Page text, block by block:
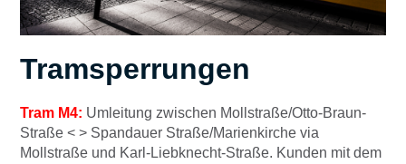
Tramsperrungen
Tram M4: Umleitung zwischen Mollstraße/Otto-Braun-
Straße < > Spandauer Straße/Marienkirche via
Mollstraße und Karl-Liebknecht-Straße. Kunden mit dem